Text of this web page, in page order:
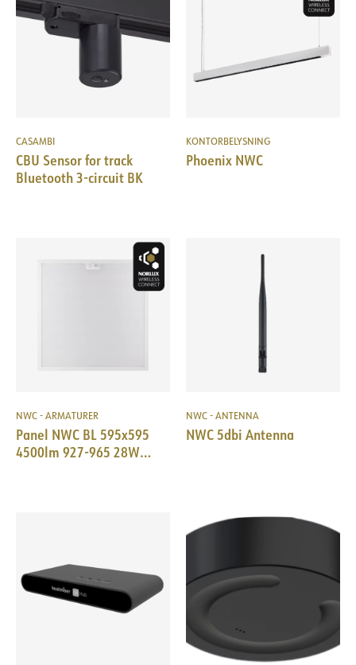
CASAMBI
CBU Sensor for track
Bluetooth 3-circuit BK
KONTORBELYSNING
Phoenix NWC
NWC - ARMATURER
Panel NWC BL 595x595
4500lm 927-965 28W
NWC - ANTENNA
NWC 5dbi Antenna